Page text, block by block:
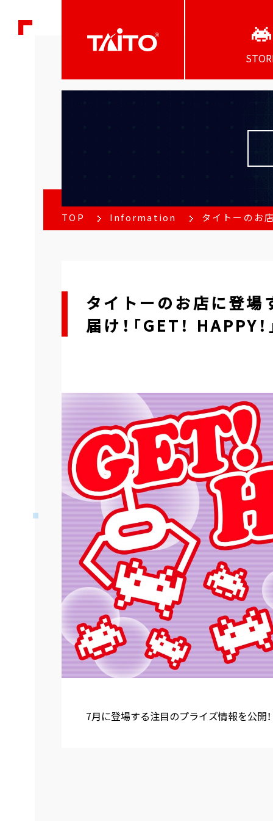
TOP Information タイトーのお
タイトーのお店に登場
届け！「GET！ HAPPY！
7月に登場する注目のプライズ情報を公開！